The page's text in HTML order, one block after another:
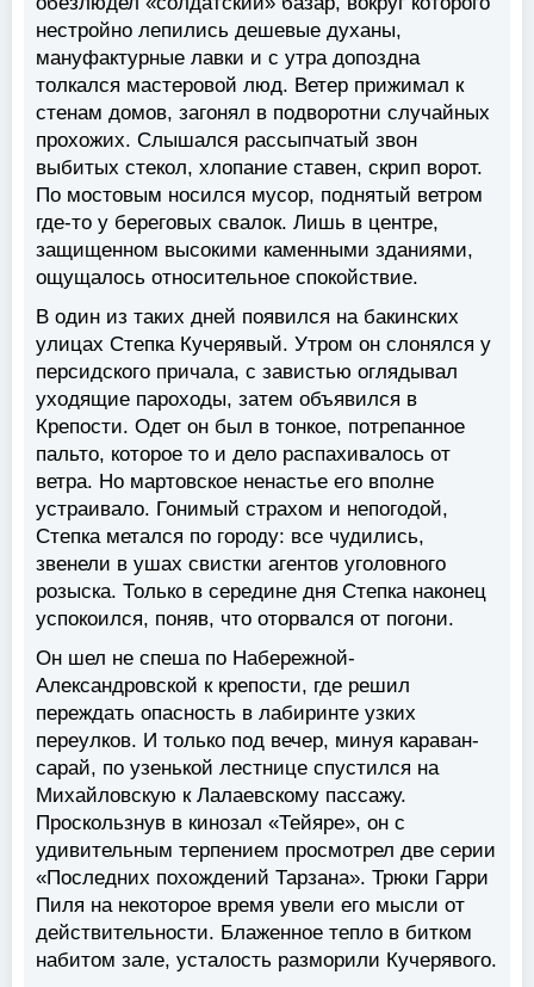
нестройно лепились дешевые духаны,
мануфактурные лавки и с утра допоздна
толкался мастеровой люд. Ветер прижимал к
стенам домов, загонял в подворотни случайных
прохожих. Слышался рассыпчатый звон
выбитых стекол, хлопание ставен, скрип ворот.
По мостовым носился мусор, поднятый ветром
где-то у береговых свалок. Лишь в центре,
защищенном высокими каменными зданиями,
ощущалось относительное спокойствие.
В один из таких дней появился на бакинских
улицах Степка Кучерявый. Утром он слонялся у
персидского причала, с завистью оглядывал
уходящие пароходы, затем объявился в
Крепости. Одет он был в тонкое, потрепанное
пальто, которое то и дело распахивалось от
ветра. Но мартовское ненастье его вполне
устраивало. Гонимый страхом и непогодой,
Степка метался по городу: все чудились,
звенели в ушах свистки агентов уголовного
розыска. Только в середине дня Степка наконец
успокоился, поняв, что оторвался от погони.
Он шел не спеша по Набережной-
Александровской к крепости, где решил
переждать опасность в лабиринте узких
переулков. И только под вечер, минуя караван-
сарай, по узенькой лестнице спустился на
Михайловскую к Лалаевскому пассажу.
Проскользнув в кинозал «Тейяре», он с
удивительным терпением просмотрел две серии
«Последних похождений Тарзана». Трюки Гарри
Пиля на некоторое время увели его мысли от
действительности. Блаженное тепло в битком
набитом зале, усталость разморили Кучерявого.